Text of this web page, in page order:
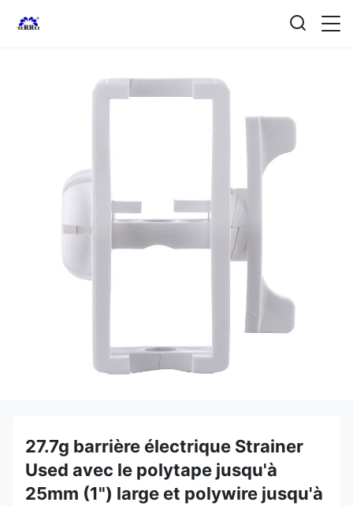
27.7g barrière électrique Strainer
Used avec le polytape jusqu'à
25mm (1") large et polywire jusqu'à